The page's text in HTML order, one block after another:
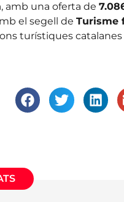
, amb una oferta de
el segell de Turisme
turístiques